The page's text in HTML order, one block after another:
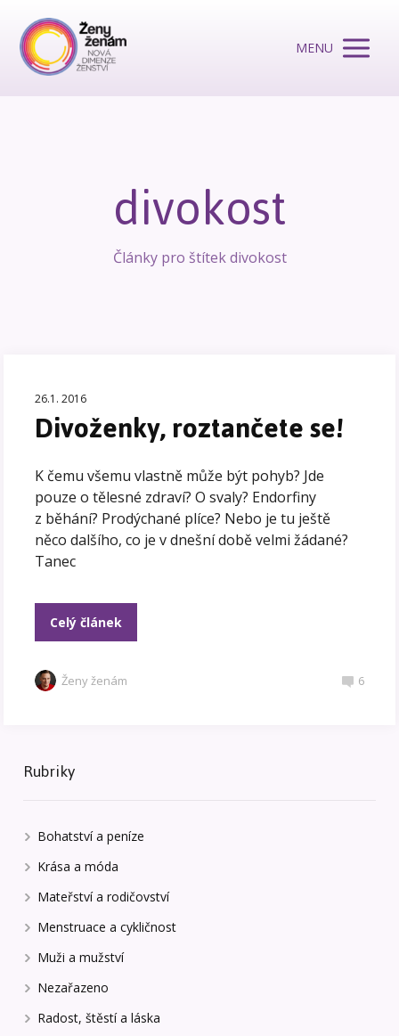
MENU
divokost
Články pro štítek divokost
26.1. 2016
Divoženky, roztančete se!
K čemu všemu vlastně může být pohyb? Jde
pouze o tělesné zdraví? O svaly? Endorfiny
z běhání? Prodýchané plíce? Nebo je tu ještě
něco dalšího, co je v dnešní době velmi žádané?
Tanec
Celý článek
Ženy ženám 6
Rubriky
Bohatství a peníze
Krása a móda
Mateřství a rodičovství
Menstruace a cykličnost
Muži a mužství
Nezařazeno
Radost, štěstí a láska